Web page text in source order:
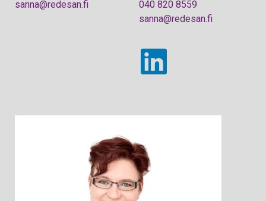
sanna@redesan.fi
040 820 8559
sanna@redesan.fi